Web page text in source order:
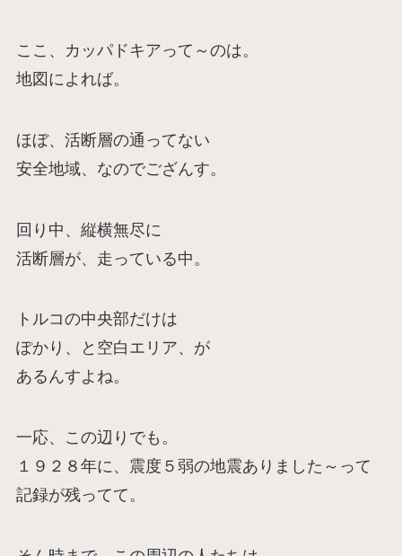
ここ、カッパドキアって～のは。
地図によれば。
ほぼ、活断層の通ってない
安全地域、なのでござんす。
回り中、縦横無尽に
活断層が、走っている中。
トルコの中央部だけは
ぽかり、と空白エリア、が
あるんすよね。
一応、この辺りでも。
１９２８年に、震度５弱の地震ありました～って
記録が残ってて。